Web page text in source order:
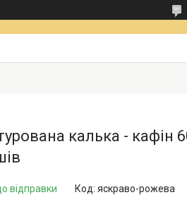
калька - кафін
відправки Код: яскраво-рожева